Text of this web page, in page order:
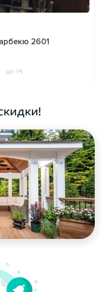
2601
до 14